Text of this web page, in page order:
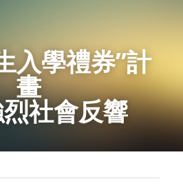
入學禮券”計
畫
社會反響